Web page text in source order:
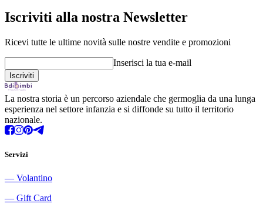
Iscriviti alla nostra Newsletter
Ricevi tutte le ultime novità sulle nostre vendite e promozioni
Inserisci la tua e-mail
La nostra storia è un percorso aziendale che germoglia da una lunga
esperienza nel settore infanzia e si diffonde su tutto il territorio
nazionale.
Servizi
― Volantino
― Gift Card